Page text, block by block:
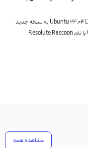
اگر قصد دارید از Ubuntu 24.04 LTS به نسخه جدید
مشاهده همه